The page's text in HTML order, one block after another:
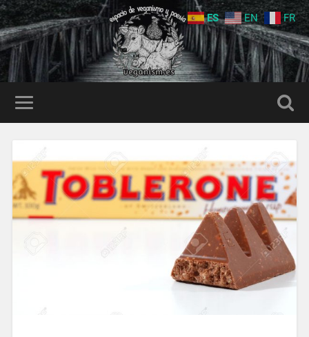
ES EN FR